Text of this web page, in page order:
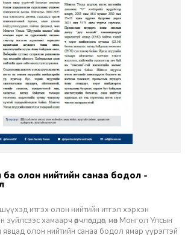
итгэх олон нийтийн итгэл хэрхэн
хамаарч өөрчлөгддөг, мөн Монгол Улсын
олон нийтийн санаа бодол ямар үүрэгтэй